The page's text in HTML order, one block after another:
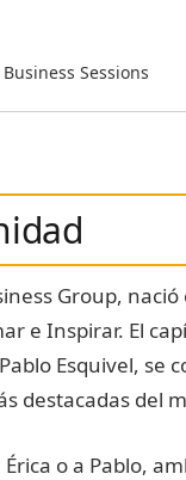
Business Sessions
Group,
e Inspirar. El
Esquivel, se
destacadas del
o a Pablo,